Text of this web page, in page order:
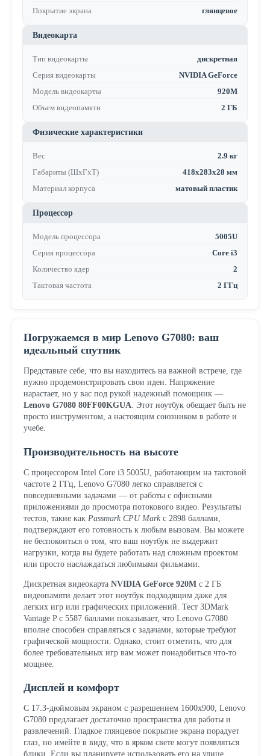
Покрытие экрана
глянцевое
Видеокарта
Тип видеокарты
дискретная
Серия видеокарты
NVIDIA GeForce
Модель видеокарты
920M
Объем видеопамяти
2 ГБ
Физические характеристики
Вес
2.9 кг
Габариты (ШхГхТ)
418х283х28 мм
Материал корпуса
матовый пластик
Процессор
Модель процессора
5005U
Серия процессора
Core i3
Количество ядер
2
Тактовая частота
2 ГГц
Погружаемся в мир Lenovo G7080: ваш
идеальный спутник
Представьте себе, что вы находитесь на важной встрече, где
нужно продемонстрировать свои идеи. Напряжение
нарастает, но у вас под рукой надежный помощник —
Lenovo G7080 80FF00KGUA. Этот ноутбук обещает быть не
просто инструментом, а настоящим союзником в работе и
учебе.
Производительность на высоте
С процессором Intel Core i3 5005U, работающим на тактовой
частоте 2 ГГц, Lenovo G7080 легко справляется с
повседневными задачами — от работы с офисными
приложениями до просмотра потокового видео. Результаты
тестов, такие как Passmark CPU Markс 2898 баллами,
подтверждают его готовность к любым вызовам. Вы можете
не беспокоиться о том, что ваш ноутбук не выдержит
нагрузки, когда вы будете работать над сложным проектом
или просто наслаждаться любимыми фильмами.
Дискретная видеокарта NVIDIA GeForce 920Mс 2 ГБ
видеопамяти делает этот ноутбук подходящим даже для
легких игр или графических приложений. Тест 3DMark
Vantage P с 5587 баллами показывает, что Lenovo G7080
вполне способен справляться с задачами, которые требуют
графической мощности. Однако, стоит отметить, что для
более требовательных игр вам может понадобиться что-то
мощнее.
Дисплей и комфорт
С 17.3-дюймовым экраном с разрешением 1600x900, Lenovo
G7080 предлагает достаточно пространства для работы и
развлечений. Гладкое глянцевое покрытие экрана порадует
глаз, но имейте в виду, что в ярком свете могут появляться
блики. Если вы планируете использовать его на улице,